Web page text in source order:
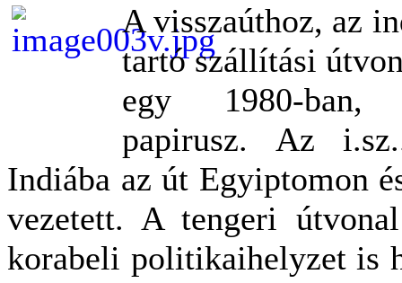
A visszaúthoz, az
tartó szállítási
egy 1980-ban,
papirusz. Az
Indiába az út Egyiptomon
vezetett. A tengeri
korabeli politikaihelyzet is